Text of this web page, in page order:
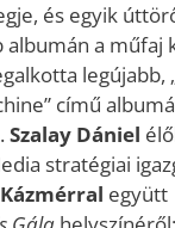
és egyik
albumán a műfaj
legújabb,
című
Szalay Dániel
stratégiai
együtt